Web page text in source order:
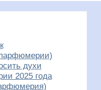
духи
2025 года